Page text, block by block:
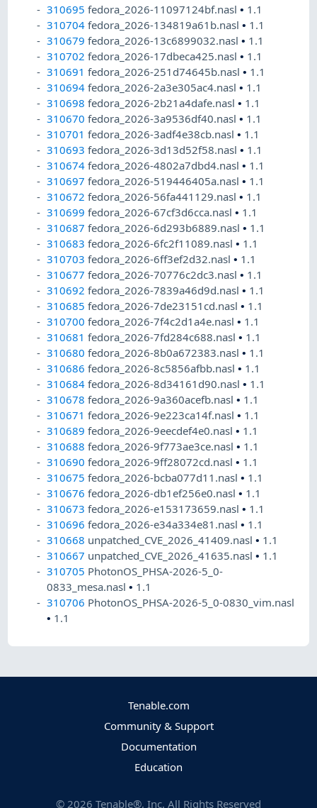
310695 fedora_2026-11097124bf.nasl• 1.1
310704 fedora_2026-134819a61b.nasl• 1.1
310679 fedora_2026-13c6899032.nasl• 1.1
310702 fedora_2026-17dbeca425.nasl• 1.1
310691 fedora_2026-251d74645b.nasl• 1.1
310694 fedora_2026-2a3e305ac4.nasl• 1.1
310698 fedora_2026-2b21a4dafe.nasl• 1.1
310670 fedora_2026-3a9536df40.nasl• 1.1
310701 fedora_2026-3adf4e38cb.nasl• 1.1
310693 fedora_2026-3d13d52f58.nasl• 1.1
310674 fedora_2026-4802a7dbd4.nasl• 1.1
310697 fedora_2026-519446405a.nasl• 1.1
310672 fedora_2026-56fa441129.nasl• 1.1
310699 fedora_2026-67cf3d6cca.nasl• 1.1
310687 fedora_2026-6d293b6889.nasl• 1.1
310683 fedora_2026-6fc2f11089.nasl• 1.1
310703 fedora_2026-6ff3ef2d32.nasl• 1.1
310677 fedora_2026-70776c2dc3.nasl• 1.1
310692 fedora_2026-7839a46d9d.nasl• 1.1
310685 fedora_2026-7de23151cd.nasl• 1.1
310700 fedora_2026-7f4c2d1a4e.nasl• 1.1
310681 fedora_2026-7fd284c688.nasl• 1.1
310680 fedora_2026-8b0a672383.nasl• 1.1
310686 fedora_2026-8c5856afbb.nasl• 1.1
310684 fedora_2026-8d34161d90.nasl• 1.1
310678 fedora_2026-9a360acefb.nasl• 1.1
310671 fedora_2026-9e223ca14f.nasl• 1.1
310689 fedora_2026-9eecdef4e0.nasl• 1.1
310688 fedora_2026-9f773ae3ce.nasl• 1.1
310690 fedora_2026-9ff28072cd.nasl• 1.1
310675 fedora_2026-bcba077d11.nasl• 1.1
310676 fedora_2026-db1ef256e0.nasl• 1.1
310673 fedora_2026-e153173659.nasl• 1.1
310696 fedora_2026-e34a334e81.nasl• 1.1
310668 unpatched_CVE_2026_41409.nasl• 1.1
310667 unpatched_CVE_2026_41635.nasl• 1.1
310705 PhotonOS_PHSA-2026-5_0-
0833_mesa.nasl• 1.1
310706 PhotonOS_PHSA-2026-5_0-0830_vim.nasl
• 1.1
Tenable.com
Community & Support
Documentation
Education
© 2026 Tenable®, Inc. All Rights Reserved